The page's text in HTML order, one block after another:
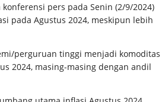
pers pada Senin (2/9/2024)
pada Agustus 2024, meskipun lebih
perguruan tinggi menjadi komoditas
2024, masing-masing dengan andil